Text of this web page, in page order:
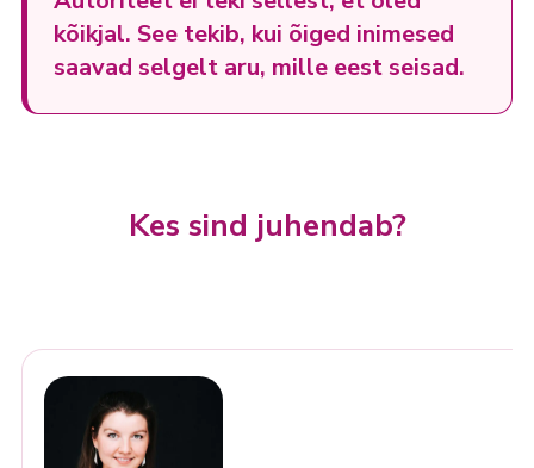
kõikjal. See tekib, kui õiged inimesed
saavad selgelt aru, mille eest seisad.
Kes sind juhendab?